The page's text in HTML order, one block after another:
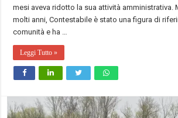
mesi aveva ridotto la sua attività
molti anni, Contestabile è stato una figura di
comunità e ha …
Leggi Tutto »